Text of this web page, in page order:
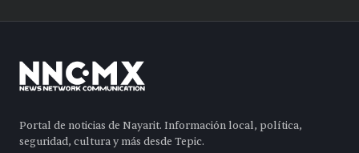
Portal de noticias de Nayarit. Información local, política,
seguridad, cultura y más desde Tepic.